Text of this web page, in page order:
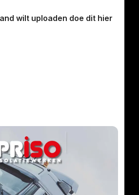
wilt uploaden doe dit hier